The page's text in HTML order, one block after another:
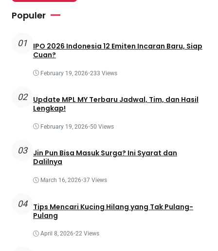
Populer
01
IPO 2026 Indonesia 12 Emiten Incaran Baru, Siap
Cuan?
February 19, 2026•233 Views
02
Update MPL MY Terbaru Jadwal, Tim, dan Hasil
Lengkap!
February 19, 2026•50 Views
03
Jin Pun Bisa Masuk Surga? Ini Syarat dan
Dalilnya
March 16, 2026•37 Views
04
Tips Mencari Kucing Hilang yang Tak Pulang-
Pulang
April 8, 2026•22 Views